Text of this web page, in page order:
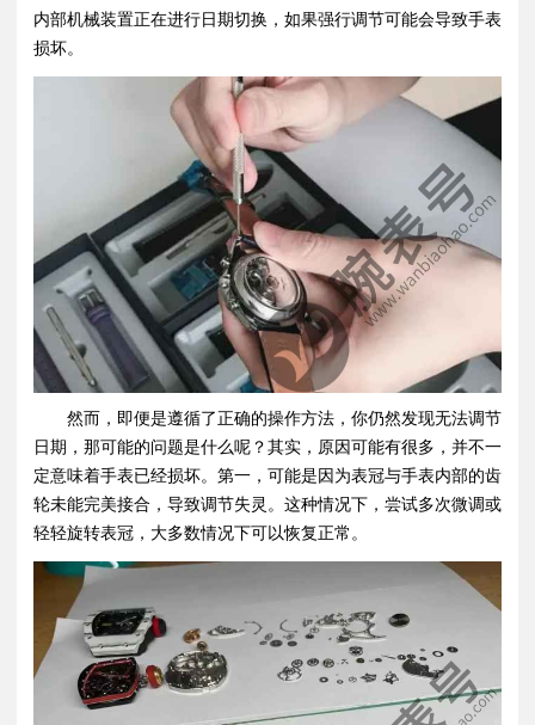
内部机械装置正在进行日期切换，如果强行调节可能会导致手表
损坏。
然而，即便是遵循了正确的操作方法，你仍然发现无法调节
日期，那可能的问题是什么呢？其实，原因可能有很多，并不一
定意味着手表已经损坏。第一，可能是因为表冠与手表内部的齿
轮未能完美接合，导致调节失灵。这种情况下，尝试多次微调或
轻轻旋转表冠，大多数情况下可以恢复正常。